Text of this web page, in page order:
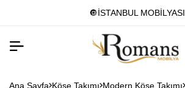
🔘İSTANBUL MOBİLYASI
Ana Sayfa Köşe Takımı Modern Köşe Takımı